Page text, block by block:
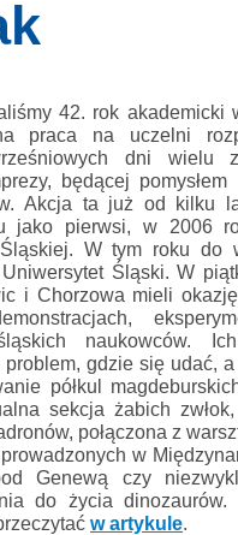
42. rok akademicki
praca na uczelni
dni wielu
będącej
Akcja ta już od kilku
jako pierwsi, w 2006
W tym roku do
Śląski. W
i Chorzowa mieli
naukowców.
problem, gdzie się udać,
półkul
sekcja żabich
połączona z
w
Genewą czy
do życia
w artykule.